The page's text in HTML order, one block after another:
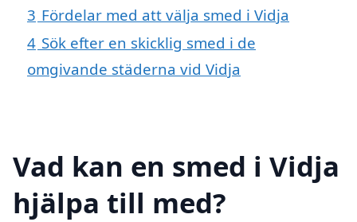
3 Fördelar med att välja smed i Vidja
4 Sök efter en skicklig smed i de
omgivande städerna vid Vidja
Vad kan en smed i Vidja
hjälpa till med?